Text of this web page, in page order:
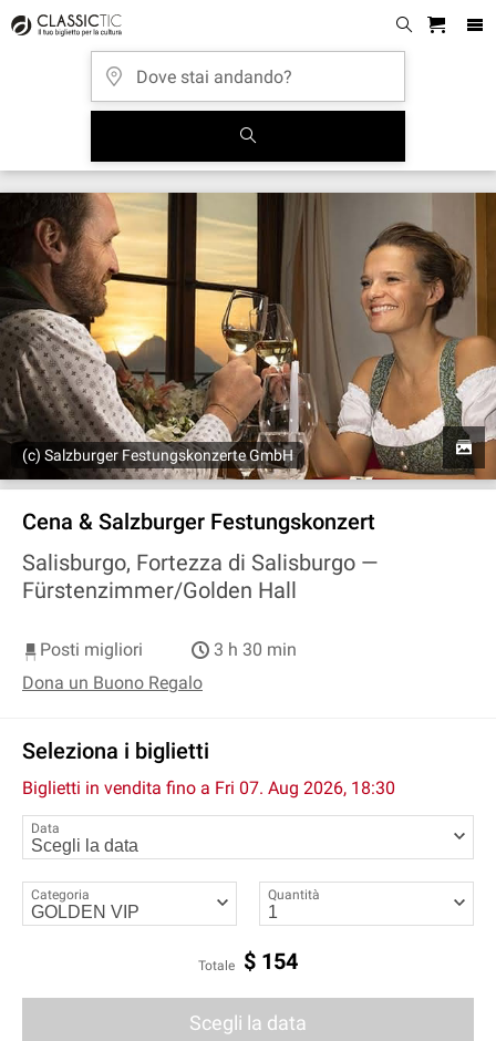
(c) Salzburger Festungskonzerte GmbH
Cena & Salzburger Festungskonzert
Salisburgo, Fortezza di Salisburgo —
Fürstenzimmer/Golden Hall
Posti migliori
3 h 30 min
Dona un Buono Regalo
Seleziona i biglietti
Biglietti in vendita fino a Fri 07. Aug 2026, 18:30
Data
Categoria Quantità
Totale $ 154
Scegli la data